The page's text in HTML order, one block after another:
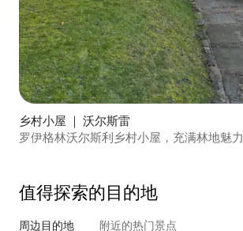
乡村小屋 ｜ 沃尔斯雷
罗伊格林沃尔斯利乡村小屋，充满林地魅力
值得探索的目的地
周边目的地 附近的热门景点